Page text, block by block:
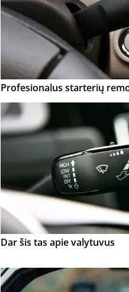
Profesionalus starterių
Dar šis tas apie valytuvus